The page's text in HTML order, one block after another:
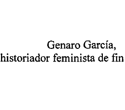
Genaro García,
historiador feminista de fin